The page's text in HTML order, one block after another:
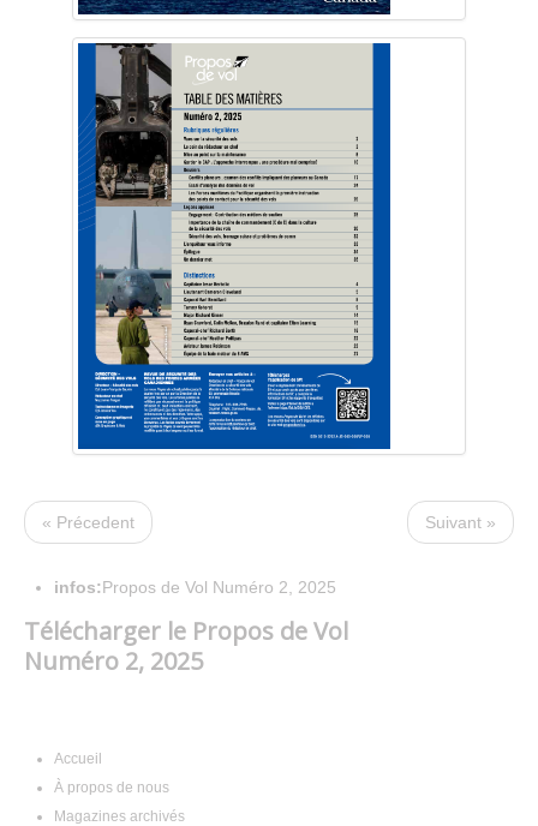
« Précedent Suivant »
infos:Propos de Vol Numéro 2, 2025
Télécharger le Propos de Vol
Numéro 2, 2025
Accueil
À propos de nous
Magazines archivés